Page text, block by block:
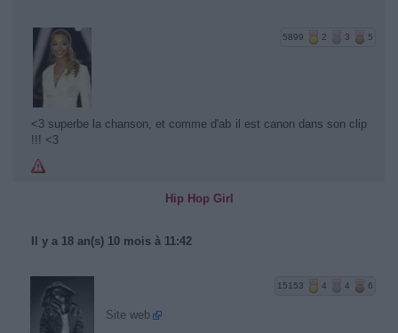
5899 2 3 5
<3 superbe la chanson, et comme d'ab il est canon dans son clip
!!! <3
Hip Hop Girl
Il y a 18 an(s) 10 mois à 11:42
15153 4 4 6
Site web